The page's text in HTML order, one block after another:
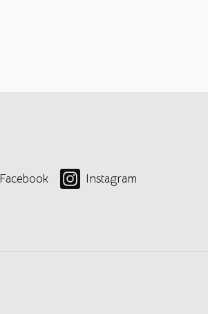
Facebook Instagram